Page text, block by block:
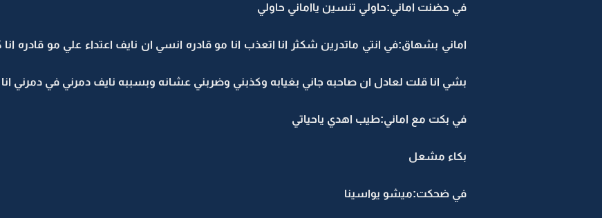
في حضنت اماني:حاولي تنسين يااماني حاولي
اماني بشهاق:في انتي ماتدرين شكثر انا اتعذب انا مو قادره انسي ان نايف اعتداء علي مو
بشي انا قلت لعادل ان صاحبه جاني بغيابه وكذبني وضربني عشانه وبسببه نايف دمرني في دمرني انا
في بكت مع اماني:طيب اهدي ياحياتي
بكاء مشعل
في ضحكت:ميشو يواسينا